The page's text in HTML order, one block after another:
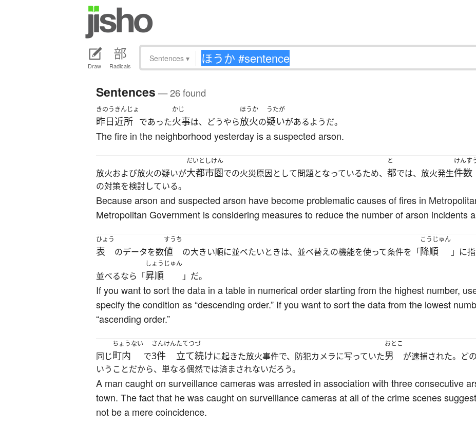
Draw Radicals
Sentences ▾
Sentences — 26 found
きのう
昨日
きんじょ
近所 であった
かじ
火事は、どうやら
ほうか
放火の
うたが
疑いがあるようだ。
The fire in the neighborhood yesterday is a suspected arson.
放火および放火の疑いが
だいとしけん
大都市圏での火災原因として問題となっているため、
と
都では、放火発生
けんす
件数
の対策を検討している。
Because arson and suspected arson have become problematic causes of fires in
Metropolitan Government is considering measures to reduce the number of arson incidents
ひょう
表 のデータを数
すうち
値 の大きい順に並べたいときは、並べ替えの機能を使って条件を「
こうじゅん
降順 」に
並べるなら「
しょうじゅん
昇順 」だ。
If you want to sort the data in a table in numerical order starting from the highest number,
specify the condition as “descending order.” If you want to sort the data from the lowest
“ascending order.”
同じ
ちょうない
町内 で
さんけん
3件
たてつづ
立て続けに起きた放火事件で、防犯カメラに写っていた
おとこ
男
が逮捕された。ど
いうことだから、単なる偶然では済まされないだろう。
A man caught on surveillance cameras was arrested in association with three consecutive
town. The fact that he was caught on surveillance cameras at all of the crime scenes
not be a mere coincidence.